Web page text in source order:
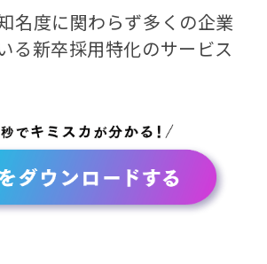
名度に関わらず多くの企業
る新卒採用特化のサービス